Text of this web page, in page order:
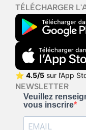
TÉLÉCHARGER
⭐ 4.5/5 sur l’App
NEWSLETTER
Veuillez
vous inscrire